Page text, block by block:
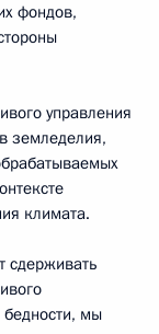
фондов,
управления
земледелия,
климата.
сдерживать
бедности, мы